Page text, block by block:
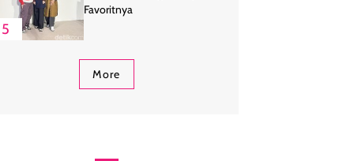
5
Favoritnya
More